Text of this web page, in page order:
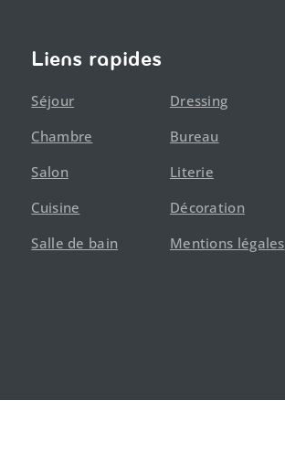
Liens rapides
Séjour
Chambre
Salon
Cuisine
Salle de bain
Dressing
Bureau
Literie
Décoration
Mentions légales